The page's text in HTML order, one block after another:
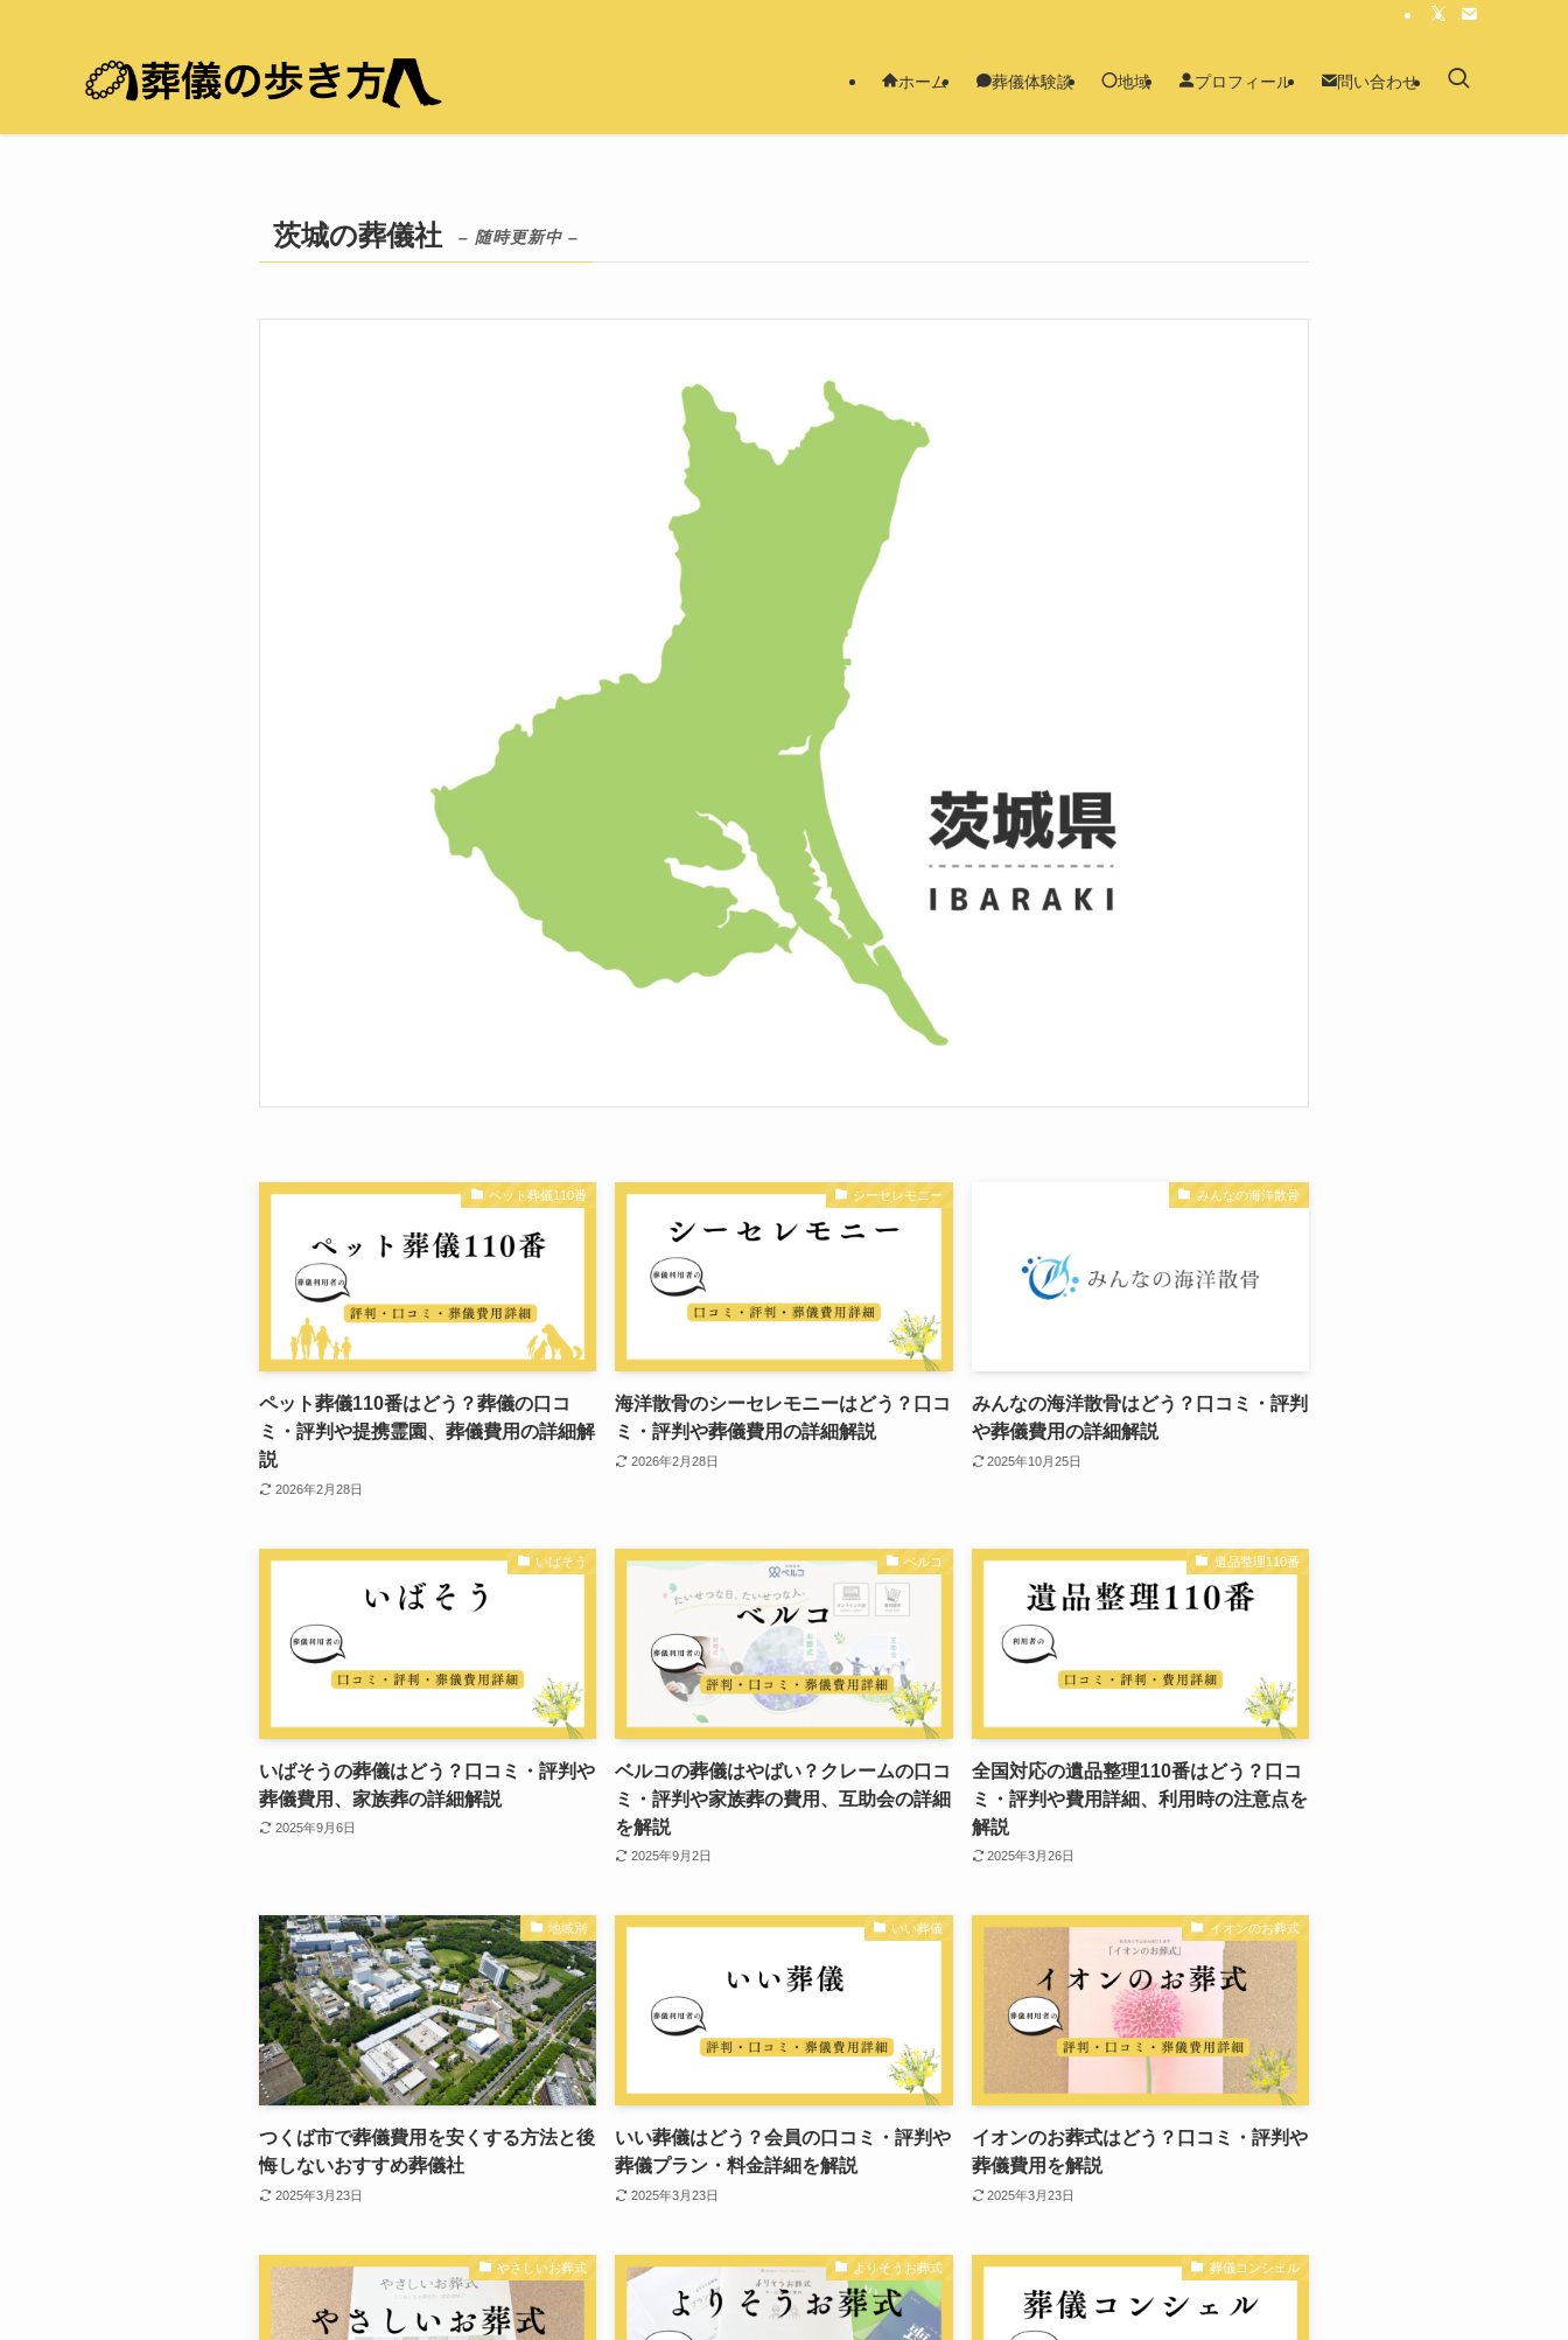
ホーム 葬儀体験談 地域 プロフィール 問い合わせ
茨城の葬儀社 – 随時更新中 –
ペット葬儀110番
ペット葬儀110番はどう？葬儀の口コ
ミ・評判や提携霊園、葬儀費用の詳細解
説
2026年2月28日
シーセレモニー
海洋散骨のシーセレモニーはどう？口コ
ミ・評判や葬儀費用の詳細解説
2026年2月28日
みんなの海洋散骨
みんなの海洋散骨はどう？口コミ・評判
や葬儀費用の詳細解説
2025年10月25日
いばそう
いばそうの葬儀はどう？口コミ・評判や
葬儀費用、家族葬の詳細解説
2025年9月6日
ベルコ
ベルコの葬儀はやばい？クレームの口コ
ミ・評判や家族葬の費用、互助会の詳細
を解説
2025年9月2日
遺品整理110番
全国対応の遺品整理110番はどう？口コ
ミ・評判や費用詳細、利用時の注意点を
解説
2025年3月26日
地域別
つくば市で葬儀費用を安くする方法と後
悔しないおすすめ葬儀社
2025年3月23日
いい葬儀
いい葬儀はどう？会員の口コミ・評判や
葬儀プラン・料金詳細を解説
2025年3月23日
イオンのお葬式
イオンのお葬式はどう？口コミ・評判や
葬儀費用を解説
2025年3月23日
やさしいお葬式 よりそうお葬式 葬儀コンシェル